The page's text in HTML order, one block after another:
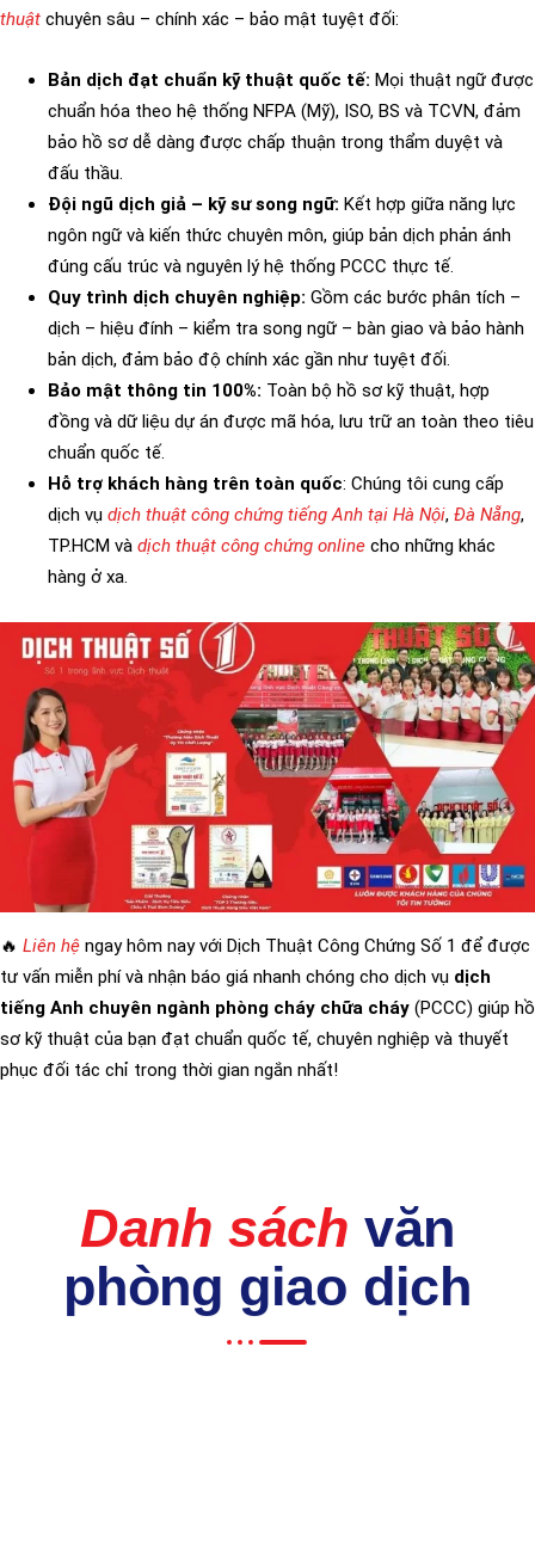
thuật chuyên sâu – chính xác – bảo mật tuyệt đối:
Bản dịch đạt chuẩn kỹ thuật quốc tế: Mọi thuật ngữ được
chuẩn hóa theo hệ thống NFPA (Mỹ), ISO, BS và TCVN, đảm
bảo hồ sơ dễ dàng được chấp thuận trong thẩm duyệt và
đấu thầu.
Đội ngũ dịch giả – kỹ sư song ngữ: Kết hợp giữa năng lực
ngôn ngữ và kiến thức chuyên môn, giúp bản dịch phản ánh
đúng cấu trúc và nguyên lý hệ thống PCCC thực tế.
Quy trình dịch chuyên nghiệp: Gồm các bước phân tích –
dịch – hiệu đính – kiểm tra song ngữ – bàn giao và bảo hành
bản dịch, đảm bảo độ chính xác gần như tuyệt đối.
Bảo mật thông tin 100%: Toàn bộ hồ sơ kỹ thuật, hợp
đồng và dữ liệu dự án được mã hóa, lưu trữ an toàn theo tiêu
chuẩn quốc tế.
Hỗ trợ khách hàng trên toàn quốc: Chúng tôi cung cấp
dịch vụ dịch thuật công chứng tiếng Anh tại Hà Nội, Đà Nẵng,
TP.HCM và dịch thuật công chứng online cho những khác
hàng ở xa.
🔥 Liên hệ ngay hôm nay với Dịch Thuật Công Chứng Số 1 để được
tư vấn miễn phí và nhận báo giá nhanh chóng cho dịch vụ dịch
tiếng Anh chuyên ngành phòng cháy chữa cháy (PCCC) giúp hồ
sơ kỹ thuật của bạn đạt chuẩn quốc tế, chuyên nghiệp và thuyết
phục đối tác chỉ trong thời gian ngắn nhất!
Danh sách văn
phòng giao dịch